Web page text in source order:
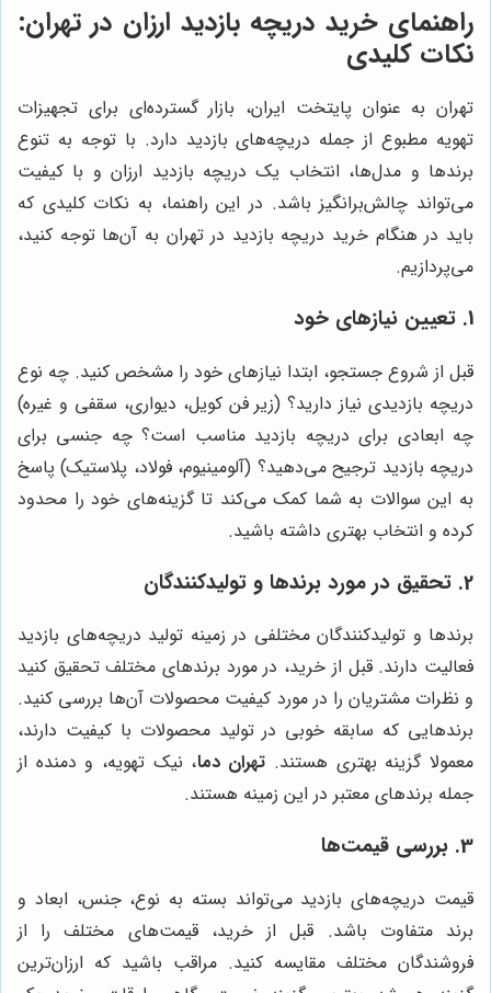
راهنمای خرید دریچه بازدید ارزان در تهران:
نکات کلیدی
تهران به عنوان پایتخت ایران، بازار گسترده‌ای برای تجهیزات
تهویه مطبوع از جمله دریچه‌های بازدید دارد. با توجه به تنوع
برندها و مدل‌ها، انتخاب یک دریچه بازدید ارزان و با کیفیت
می‌تواند چالش‌برانگیز باشد. در این راهنما، به نکات کلیدی که
باید در هنگام خرید دریچه بازدید در تهران به آن‌ها توجه کنید،
می‌پردازیم.
1. تعیین نیازهای خود
قبل از شروع جستجو، ابتدا نیازهای خود را مشخص کنید. چه نوع
دریچه بازدیدی نیاز دارید؟ (زیر فن کویل، دیواری، سقفی و غیره)
چه ابعادی برای دریچه بازدید مناسب است؟ چه جنسی برای
دریچه بازدید ترجیح می‌دهید؟ (آلومینیوم، فولاد، پلاستیک) پاسخ
به این سوالات به شما کمک می‌کند تا گزینه‌های خود را محدود
کرده و انتخاب بهتری داشته باشید.
2. تحقیق در مورد برندها و تولیدکنندگان
برندها و تولیدکنندگان مختلفی در زمینه تولید دریچه‌های بازدید
فعالیت دارند. قبل از خرید، در مورد برندهای مختلف تحقیق کنید
و نظرات مشتریان را در مورد کیفیت محصولات آن‌ها بررسی کنید.
برندهایی که سابقه خوبی در تولید محصولات با کیفیت دارند،
معمولا گزینه بهتری هستند. تهران دما، نیک تهویه، و دمنده از
جمله برندهای معتبر در این زمینه هستند.
3. بررسی قیمت‌ها
قیمت دریچه‌های بازدید می‌تواند بسته به نوع، جنس، ابعاد و
برند متفاوت باشد. قبل از خرید، قیمت‌های مختلف را از
فروشندگان مختلف مقایسه کنید. مراقب باشید که ارزان‌ترین